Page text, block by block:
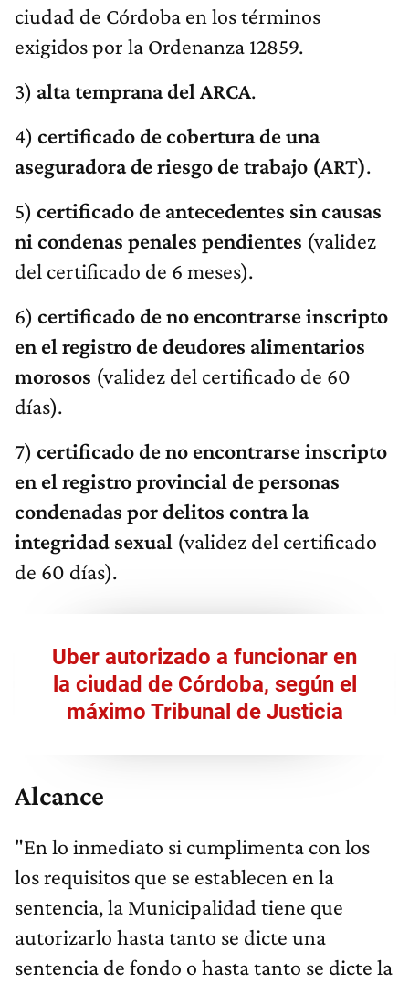
ciudad de Córdoba en los términos
exigidos por la Ordenanza 12859.
3) alta temprana del ARCA.
4) certificado de cobertura de una
aseguradora de riesgo de trabajo (ART).
5) certificado de antecedentes sin causas
ni condenas penales pendientes (validez
del certificado de 6 meses).
6) certificado de no encontrarse inscripto
en el registro de deudores alimentarios
morosos (validez del certificado de 60
días).
7) certificado de no encontrarse inscripto
en el registro provincial de personas
condenadas por delitos contra la
integridad sexual (validez del certificado
de 60 días).
Uber autorizado a funcionar en
la ciudad de Córdoba, según el
máximo Tribunal de Justicia
Alcance
"En lo inmediato si cumplimenta con los
los requisitos que se establecen en la
sentencia, la Municipalidad tiene que
autorizarlo hasta tanto se dicte una
sentencia de fondo o hasta tanto se dicte la